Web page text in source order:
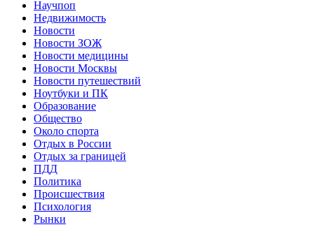
Научпоп
Недвижимость
Новости
Новости ЗОЖ
Новости медицины
Новости Москвы
Новости путешествий
Ноутбуки и ПК
Образование
Общество
Около спорта
Отдых в России
Отдых за границей
ПДД
Политика
Происшествия
Психология
Рынки